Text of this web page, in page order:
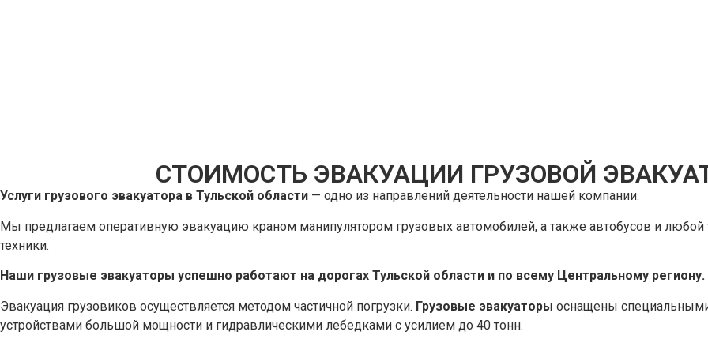
СТОИМОСТЬ ЭВАКУАЦИИ ГРУЗОВОЙ
Услуги грузового эвакуатора в Тульской области — одно из направлений деятельности нашей компании.
Мы предлагаем оперативную эвакуацию краном манипулятором грузовых автомобилей, а также автобусов и любой
техники.
Наши грузовые эвакуаторы успешно работают на дорогах Тульской области и по всему Центральному региону.
Эвакуация грузовиков осуществляется методом частичной погрузки. Грузовые эвакуаторы оснащены
устройствами большой мощности и гидравлическими лебедками с усилием до 40 тонн.